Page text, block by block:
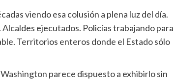
viendo esa colusión a plena luz del día.
ejecutados. Policías trabajando para
Territorios enteros donde el Estado sólo
parece dispuesto a exhibirlo sin